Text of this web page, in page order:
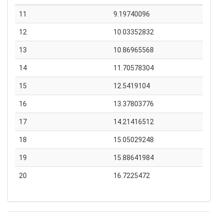
11 9.19740096
12 10.03352832
13 10.86965568
14 11.70578304
15 12.5419104
16 13.37803776
17 14.21416512
18 15.05029248
19 15.88641984
20 16.7225472